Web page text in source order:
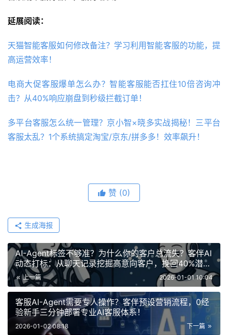
延展阅读：
天猫智能客服如何修改备注？学习利用智能客服的功能，提
高运营效率！
电商大促客服爆单怎么办？智能客服能否扛住10倍咨询冲
击？从40%响应崩盘到秒级拦截订单！
多平台客服怎么统一管理？京小智×晓多实战揭秘！三平台
客服太乱？1个系统搞定淘宝/京东/拼多多！效率飙升！
赞 (0)
生成海报
AI-Agent标签不够准？为什么你的客户总流失？客伴AI
动态打标：从聊天记录挖掘高意向客户，挽回40%潜在
业绩！
上一篇 2026-01-01 10:04
客服AI-Agent需要专人操作？客伴预设营销流程，0经
验新手三分钟部署专业AI客服体系！
下一篇
2026-01-02 08:18